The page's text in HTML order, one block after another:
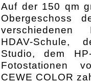
Auf der 150 qm
Obergeschoss
verschiedenen
HDAV-Schule,
Studio, dem
Fotostationen
CEWE COLOR